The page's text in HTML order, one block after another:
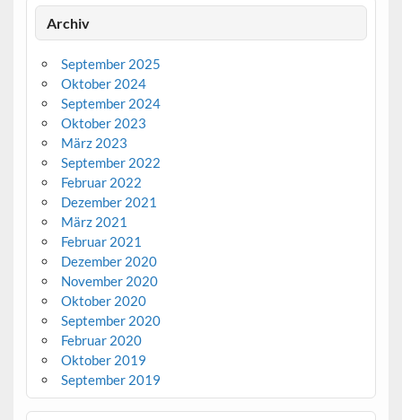
Archiv
September 2025
Oktober 2024
September 2024
Oktober 2023
März 2023
September 2022
Februar 2022
Dezember 2021
März 2021
Februar 2021
Dezember 2020
November 2020
Oktober 2020
September 2020
Februar 2020
Oktober 2019
September 2019